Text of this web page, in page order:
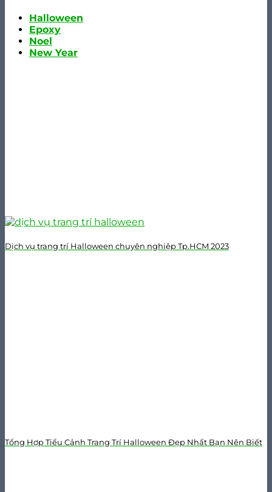
Halloween
Epoxy
Noel
New Year
Dịch vụ trang trí Halloween chuyên nghiệp Tp.HCM 2023
Tổng Hợp Tiểu Cảnh Trang Trí Halloween Đẹp Nhất Bạn Nên Biết